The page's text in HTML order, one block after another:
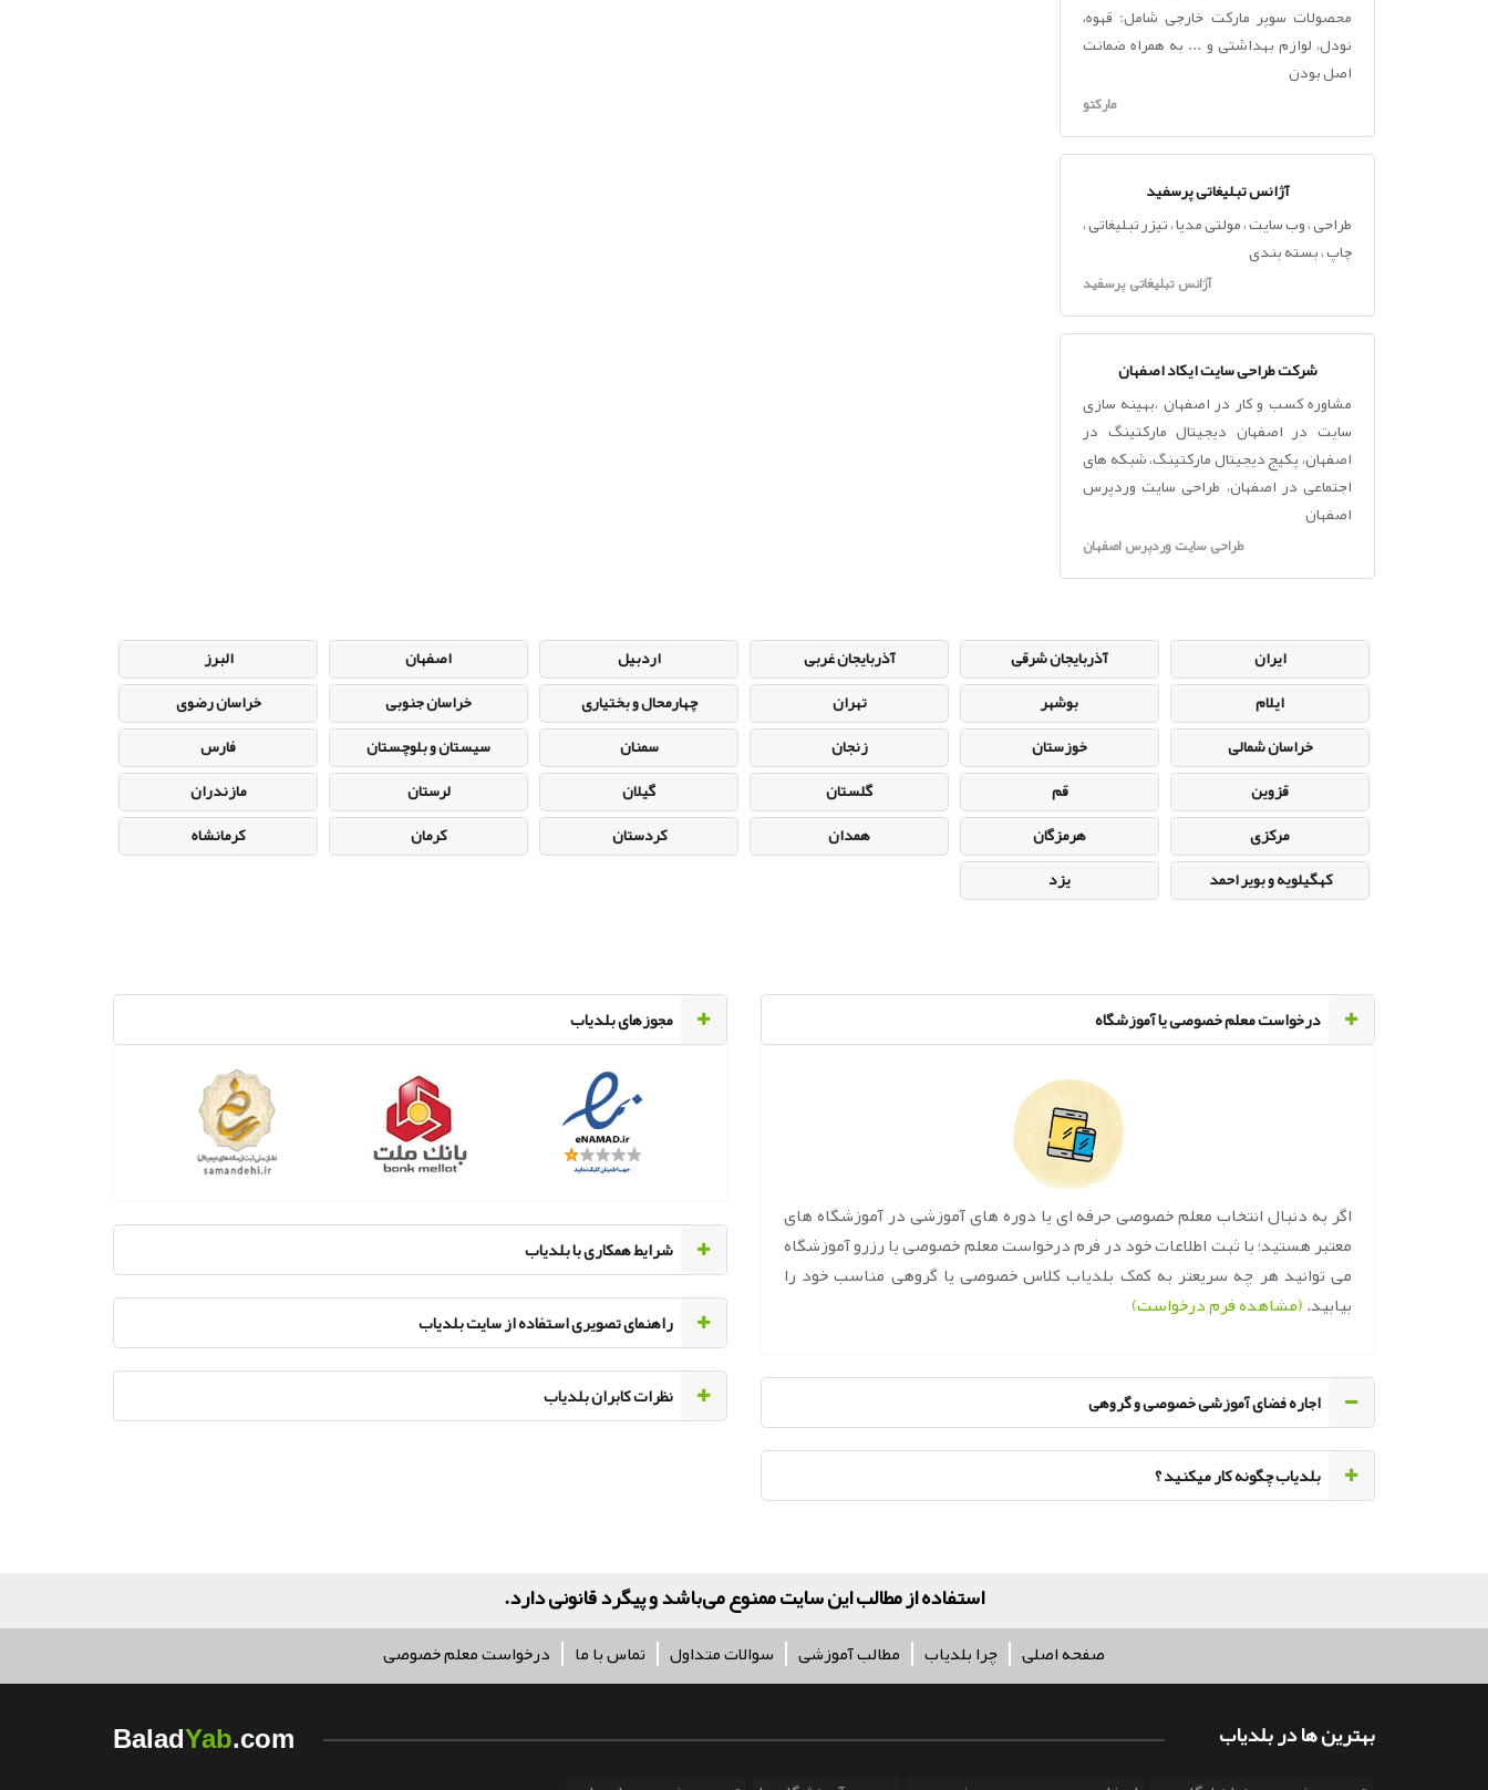
محصولات سوپر مارکت خارجی شامل: قهوه،
نودل، لوازم بهداشتی و ... به همراه ضمانت
اصل بودن
مارکتو
آژانس تبلیغاتی پرسفید
طراحی ، وب سایت ، مولتی مدیا ، تیزر تبلیغاتی ،
چاپ ، بسته بندی
آژانس تبلیغاتی پرسفید
شرکت طراحی سایت ایکاد اصفهان
مشاوره کسب و کار در اصفهان ،بهینه سازی
سایت در اصفهان دیجیتال مارکتینگ در
اصفهان، پکیج دیجیتال مارکتینگ، شبکه های
اجتماعی در اصفهان، طراحی سایت وردپرس
اصفهان
طراحی سایت وردپرس اصفهان
ایران آذربایجان شرقی آذربایجان غربی اردبیل اصفهان
البرز
ایلام
بوشهر تهران چهارمحال و بختیاری خراسان جنوبی
خراسان رضوی
خراسان شمالی
خوزستان زنجان سمنان سیستان و بلوچستان
فارس
قزوین
قم گلستان گیلان لرستان
مازندران
مرکزی
هرمزگان همدان کردستان کرمان
کرمانشاه
کهگیلویه و بویر احمد
یزد
‌درخواست معلم خصوصی یا آموزشگاه
اگر به دنبال انتخاب معلم خصوصی حرفه ای یا دوره های آموزشی در آموزشگاه های
معتبر هستید؛ با ثبت اطلاعات خود در فرم درخواست معلم خصوصی یا رزرو آموزشگاه
می توانید هر چه سریعتر به کمک بلدیاب کلاس خصوصی یا گروهی مناسب خود را
بیابید.(مشاهده فرم درخواست)
اجاره فضای آموزشی خصوصی و گروهی
‌بلدیاب چگونه کار میکنید ؟
مجوزهای بلدیاب
‌شرایط همکاری با بلدیاب
راهنمای تصویری استفاده از سایت بلدیاب
نظرات کابران بلدیاب
کلیه
صفحه اصلی چرا بلدیاب مطالب آموزشی سوالات متداول تماس با ما درخواست معلم خصوصی
بهترین ها در بلدیاب BaladYab.com